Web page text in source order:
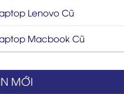
Lenovo Cũ
Macbook Cũ
MỚI